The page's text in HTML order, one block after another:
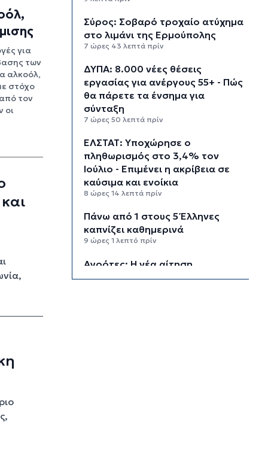
για
των
αλκοόλ,
στόχο
τον
οι
Σύρος: Σοβαρό τροχαίο ατύχημα
στο λιμάνι της Ερμούπολης
7 ώρες 43 λεπτά πρίν
ΔΥΠΑ: 8.000 νέες θέσεις
εργασίας για ανέργους 55+ - Πώς
θα πάρετε τα ένσημα για
σύνταξη
7 ώρες 50 λεπτά πρίν
ΕΛΣΤΑΤ: Υποχώρησε ο
πληθωρισμός στο 3,4% τον
Ιούλιο - Επιμένει η ακρίβεια σε
καύσιμα και ενοίκια
8 ώρες 14 λεπτά πρίν
Πάνω από 1 στους 5 Έλληνες
καπνίζει καθημερινά
9 ώρες 1 λεπτό πρίν
Αγρότες: Η νέα αίτηση
ενίσχυσης 2026 στο myAGRO, οι